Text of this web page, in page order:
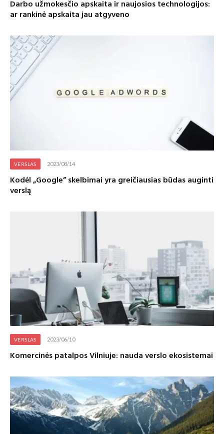
Darbo užmokesčio apskaita ir naujosios technologijos:
ar rankinė apskaita jau atgyveno
VERSLAS 2023/08/14
Kodėl „Google” skelbimai yra greičiausias būdas auginti
verslą
VERSLAS 2023/06/10
Komercinės patalpos Vilniuje: nauda verslo ekosistemai